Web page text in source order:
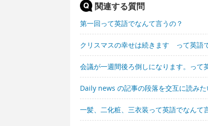
関連する質問
第一回って英語でなんて言うの？
クリスマスの幸せは続きます って英語
会議が一週間後ろ倒しになります。って
Daily news の記事の段落を交互に読み
一髪、二化粧、三衣装って英語でなんて